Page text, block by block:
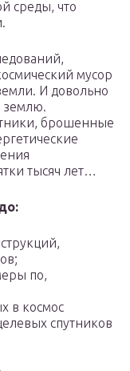
среды, что
мусор
И довольно
землю.
брошенные
тысяч лет…
по,
в космос
спутников